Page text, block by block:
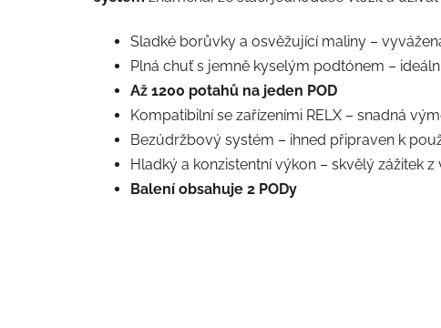
Sladké borůvky a osvěžující maliny –
Plná chuť s jemně kyselým podtónem –
Až 1200 potahů na jeden POD
Kompatibilní se zařízeními RELX – snadná
Bezúdržbový systém – ihned připraven k
Hladký a konzistentní výkon – skvělý zážitek z
Balení obsahuje 2 PODy